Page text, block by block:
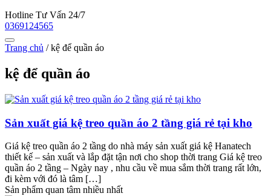
Hotline Tư Vấn 24/7
0369124565
Trang chủ /kệ để quần áo
kệ để quần áo
Sản xuất giá kệ treo quần áo 2 tầng giá rẻ tại kho
Giá kệ treo quần áo 2 tầng do nhà máy sản xuất giá kệ Hanatech
thiết kế – sản xuất và lắp đặt tận nơi cho shop thời trang Giá kệ treo
quần áo 2 tầng – Ngày nay , nhu cầu về mua sắm thời trang rất lớn,
đi kèm với đó là tâm […]
Sản phẩm quan tâm nhiều nhất